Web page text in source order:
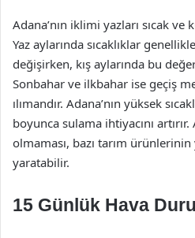
Adana’nın iklimi yazları sıcak ve
Yaz aylarında sıcaklıklar
değişirken, kış aylarında bu
Sonbahar ve ilkbahar ise geçiş
ılımandır. Adana’nın yüksek
boyunca sulama ihtiyacını
olmaması, bazı tarım
yaratabilir.
15 Günlük Hava